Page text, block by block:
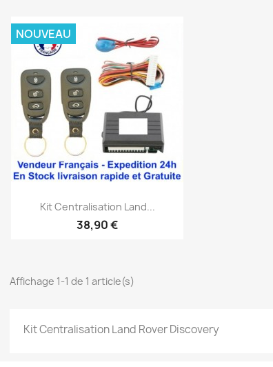
Aperçu rapide
Kit Centralisation Land...
38,90 €
NOUVEAU
Affichage 1-1 de 1 article(s)
Kit Centralisation Land Rover Discovery